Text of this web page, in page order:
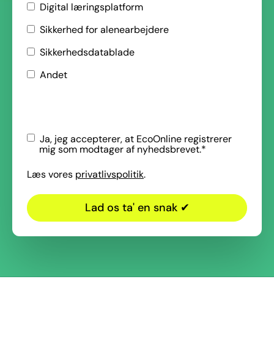
Digital læringsplatform
Sikkerhed for alenearbejdere
Sikkerhedsdatablade
Andet
Ja, jeg accepterer, at EcoOnline registrerer
mig som modtager af nyhedsbrevet.*
Læs vores privatlivspolitik.